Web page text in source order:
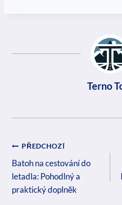
Terno
Navigace
Pro
Příspěvek
PŘEDCHOZÍ
Batoh na cestování do
letadla: Pohodlný a
praktický doplněk